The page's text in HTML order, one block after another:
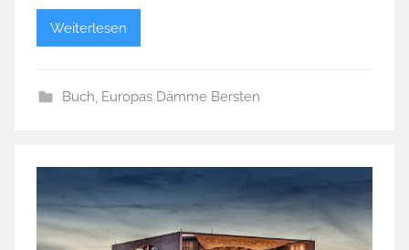
Weiterlesen
Buch, Europas Dämme Bersten